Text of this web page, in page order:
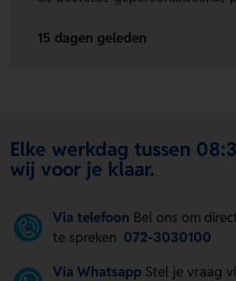
15 dagen geleden
Elke werkdag tussen
wij voor je klaar.
Via telefoon Bel ons om
te spreken 072-3030100
Via Whatsapp Stel je vraag